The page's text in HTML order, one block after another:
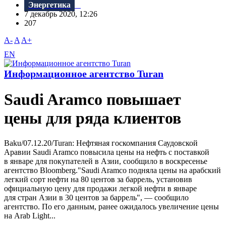
Энергетика
7 декабрь 2020, 12:26
207
A- A A+
EN
Информационное агентство Turan
Saudi Aramco повышает
цены для ряда клиентов
Baku/07.12.20/Turan: Нефтяная госкомпания Саудовской
Аравии Saudi Aramco повысила цены на нефть с поставкой
в январе для покупателей в Азии, сообщило в воскресенье
агентство Bloomberg."Saudi Aramco подняла цены на арабский
легкий сорт нефти на 80 центов за баррель, установив
официальную цену для продажи легкой нефти в январе
для стран Азии в 30 центов за баррель", — сообщило
агентство. По его данным, ранее ожидалось увеличение цены
на Arab Light...